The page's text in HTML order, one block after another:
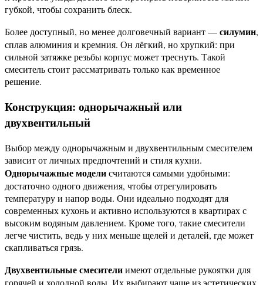
губкой, чтобы сохранить блеск.
Более доступный, но менее долговечный вариант —силумин,
сплав алюминия и кремния. Он лёгкий, но хрупкий: при
сильной затяжке резьбы корпус может треснуть. Такой
смеситель стоит рассматривать только как временное
решение.
Конструкция: однорычажный или
двухвентильный
Выбор между однорычажным и двухвентильным смесителем
зависит от личных предпочтений и стиля кухни.
Однорычажные моделисчитаются самыми удобными:
достаточно одного движения, чтобы отрегулировать
температуру и напор воды. Они идеально подходят для
современных кухонь и активно используются в квартирах с
высоким водяным давлением. Кроме того, такие смесители
легче чистить, ведь у них меньше щелей и деталей, где может
скапливаться грязь.
Двухвентильные смесителиимеют отдельные рукоятки для
горячей и холодной воды. Их выбирают чаще из эстетических